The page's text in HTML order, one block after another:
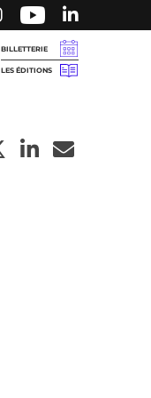
BILLETTERIE
LES ÉDITIONS